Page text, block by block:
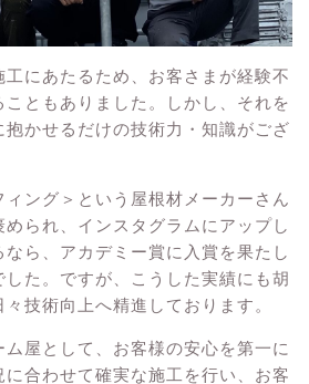
にあたるため、お客さまが経験不
こともありました。しかし、それを
かせるだけの技術力・知識がござ
ィング＞という屋根材メーカーさん
られ、インスタグラムにアップし
ら、アカデミー賞に入賞を果たし
た。ですが、こうした実績にも胡
技術向上へ精進しております。
屋として、お客様の安心を第一に
合わせて確実な施工を行い、お客